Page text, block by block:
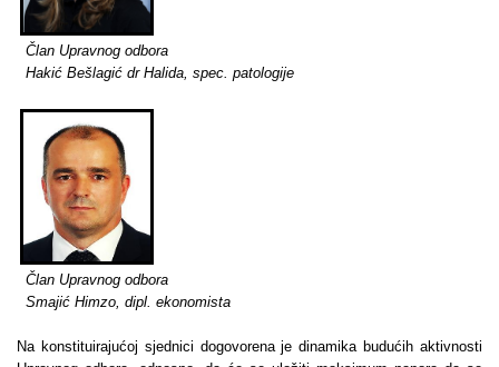
Član Upravnog odbora
Hakić Bešlagić dr Halida, spec. patologije
Član Upravnog odbora
Smajić Himzo, dipl. ekonomista
Na konstituirajućoj sjednici dogovorena je dinamika budućih aktivnosti